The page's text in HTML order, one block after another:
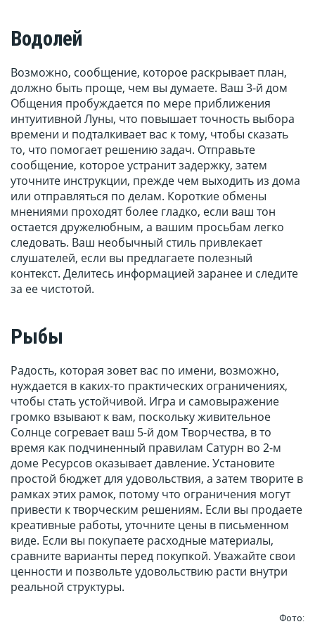
Водолей
Возможно, сообщение, которое раскрывает план,
должно быть проще, чем вы думаете. Ваш 3-й дом
Общения пробуждается по мере приближения
интуитивной Луны, что повышает точность выбора
времени и подталкивает вас к тому, чтобы сказать
то, что помогает решению задач. Отправьте
сообщение, которое устранит задержку, затем
уточните инструкции, прежде чем выходить из дома
или отправляться по делам. Короткие обмены
мнениями проходят более гладко, если ваш тон
остается дружелюбным, а вашим просьбам легко
следовать. Ваш необычный стиль привлекает
слушателей, если вы предлагаете полезный
контекст. Делитесь информацией заранее и следите
за ее чистотой.
Рыбы
Радость, которая зовет вас по имени, возможно,
нуждается в каких-то практических ограничениях,
чтобы стать устойчивой. Игра и самовыражение
громко взывают к вам, поскольку живительное
Солнце согревает ваш 5-й дом Творчества, в то
время как подчиненный правилам Сатурн во 2-м
доме Ресурсов оказывает давление. Установите
простой бюджет для удовольствия, а затем творите в
рамках этих рамок, потому что ограничения могут
привести к творческим решениям. Если вы продаете
креативные работы, уточните цены в письменном
виде. Если вы покупаете расходные материалы,
сравните варианты перед покупкой. Уважайте свои
ценности и позвольте удовольствию расти внутри
реальной структуры.
Фото: